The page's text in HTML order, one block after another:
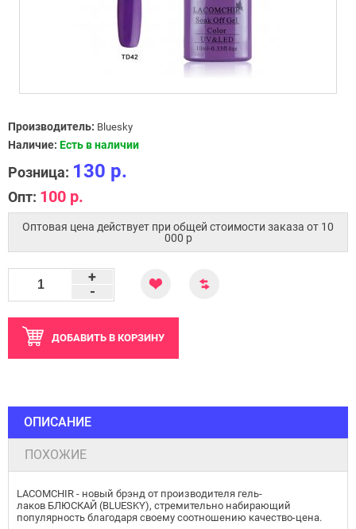
Производитель: Bluesky
Наличие: Есть в наличии
Розница: 130 р.
Опт: 100 р.
Оптовая цена действует при общей стоимости заказа от 10
000 p
-
+
ДОБАВИТЬ В КОРЗИНУ
ОПИСАНИЕ
ПОХОЖИЕ
LACOMCHIR - новый брэнд от производителя гель-
лаков БЛЮСКАЙ (BLUESKY), стремительно набирающий
популярность благодаря своему соотношению качество-цена.